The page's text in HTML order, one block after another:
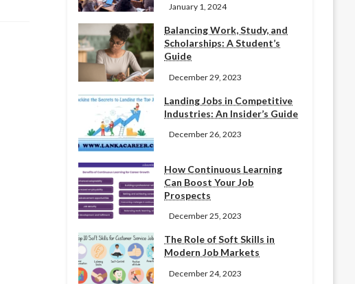
January 1, 2024
Balancing Work, Study, and
Scholarships: A Student’s
Guide
December 29, 2023
Landing Jobs in Competitive
Industries: An Insider’s Guide
December 26, 2023
How Continuous Learning
Can Boost Your Job
Prospects
December 25, 2023
The Role of Soft Skills in
Modern Job Markets
December 24, 2023